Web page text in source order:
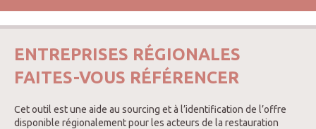
ENTREPRISES RÉGIONALES
FAITES-VOUS RÉFÉRENCER
Cet outil est une aide au sourcing et à l’identification de l’offre
disponible régionalement pour les acteurs de la restauration